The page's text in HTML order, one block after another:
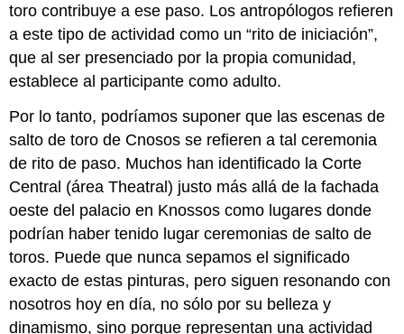
toro contribuye a ese paso. Los antropólogos refieren
a este tipo de actividad como un “rito de iniciación”,
que al ser presenciado por la propia comunidad,
establece al participante como adulto.
Por lo tanto, podríamos suponer que las escenas de
salto de toro de Cnosos se refieren a tal ceremonia
de rito de paso. Muchos han identificado la Corte
Central (área Theatral) justo más allá de la fachada
oeste del palacio en Knossos como lugares donde
podrían haber tenido lugar ceremonias de salto de
toros. Puede que nunca sepamos el significado
exacto de estas pinturas, pero siguen resonando con
nosotros hoy en día, no sólo por su belleza y
dinamismo, sino porque representan una actividad